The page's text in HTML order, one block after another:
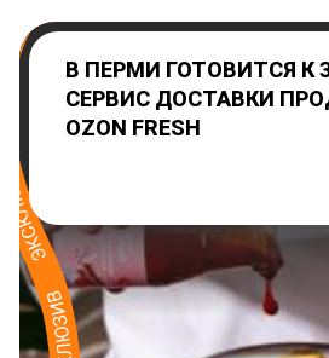
В ПЕРМИ ГОТОВИТСЯ К
СЕРВИС ДОСТАВКИ
OZON FRESH